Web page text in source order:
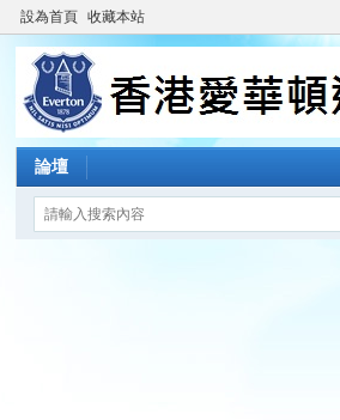
設為首頁 收藏本站
論壇